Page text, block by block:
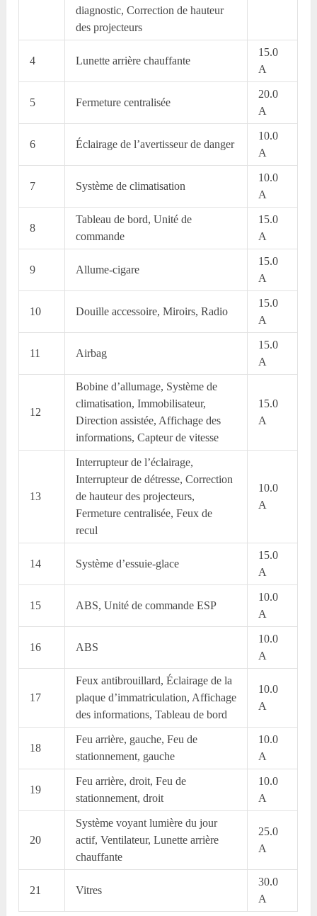
diagnostic, Correction de hauteur
des projecteurs
4 Lunette arrière chauffante
15.0
A
5 Fermeture centralisée
20.0
A
6 Éclairage de l’avertisseur de danger
10.0
A
7 Système de climatisation
10.0
A
8
Tableau de bord, Unité de
commande
15.0
A
9 Allume-cigare
15.0
A
10 Douille accessoire, Miroirs, Radio
15.0
A
11 Airbag
15.0
A
12
Bobine d’allumage, Système de
climatisation, Immobilisateur,
Direction assistée, Affichage des
informations, Capteur de vitesse
15.0
A
13
Interrupteur de l’éclairage,
Interrupteur de détresse, Correction
de hauteur des projecteurs,
Fermeture centralisée, Feux de
recul
10.0
A
14 Système d’essuie-glace
15.0
A
15 ABS, Unité de commande ESP
10.0
A
16 ABS
10.0
A
17
Feux antibrouillard, Éclairage de la
plaque d’immatriculation, Affichage
des informations, Tableau de bord
10.0
A
18
Feu arrière, gauche, Feu de
stationnement, gauche
10.0
A
19
Feu arrière, droit, Feu de
stationnement, droit
10.0
A
20
Système voyant lumière du jour
actif, Ventilateur, Lunette arrière
chauffante
25.0
A
21 Vitres
30.0
A